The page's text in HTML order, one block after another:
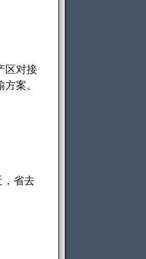
区对接
案。
，省去